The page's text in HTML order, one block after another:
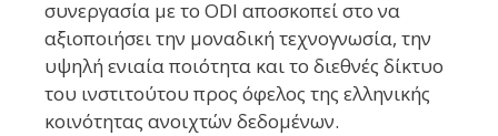
συνεργασία με το ODI αποσκοπεί στο να
αξιοποιήσει την μοναδική τεχνογνωσία, την
υψηλή ενιαία ποιότητα και το διεθνές δίκτυο
του ινστιτούτου προς όφελος της ελληνικής
κοινότητας ανοιχτών δεδομένων.